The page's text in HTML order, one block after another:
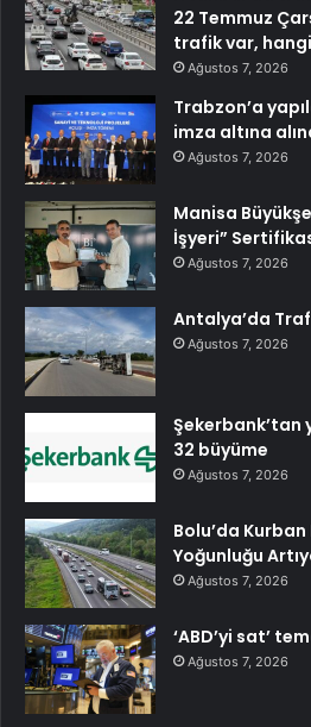
22 Temmuz
trafik var,
Ağustos 7, 2026
Trabzon’a
imza altına
Ağustos 7, 2026
Manisa
İşyeri”
Ağustos 7, 2026
Antalya’da
Ağustos 7, 2026
Şekerbank’tan
32 büyüme
Ağustos 7, 2026
Bolu’da
Yoğunluğu
Ağustos 7, 2026
‘ABD’yi sat’
Ağustos 7, 2026